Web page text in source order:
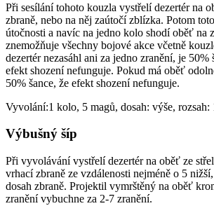
Při sesílání tohoto kouzla vystřelí dezertér na
zbraně, nebo na něj zaútočí zblízka. Potom
útočnosti a navíc na jedno kolo shodí oběť na
znemožňuje všechny bojové akce včetně
dezertér nezasáhl ani za jedno zranění, je 50%
efekt shození nefunguje. Pokud má oběť
50% šance, že efekt shození nefunguje.
Vyvolání:1 kolo, 5 magů, dosah: výše, rozsah:
Výbušný šíp
Při vyvolávání vystřelí dezertér na oběť ze
vrhací zbraně ze vzdálenosti nejméně o 5
dosah zbraně. Projektil vymrštěný na oběť
zranění vybuchne za 2-7 zranění.